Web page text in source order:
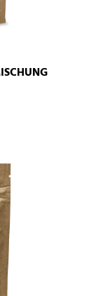
Produkt weist